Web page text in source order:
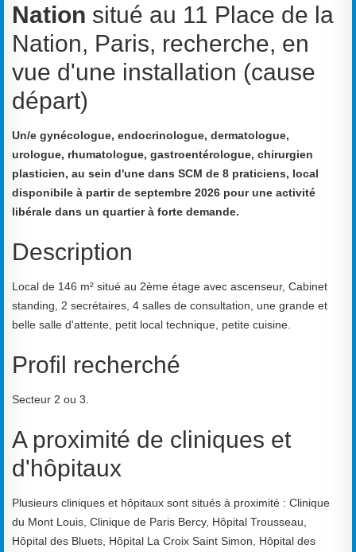
Nation situé au 11 Place de la
Nation, Paris, recherche, en
vue d'une installation (cause
départ)
Un/e gynécologue, endocrinologue, dermatologue,
urologue, rhumatologue, gastroentérologue, chirurgien
plasticien, au sein d'une dans SCM de 8 praticiens, local
disponibile à partir de septembre 2026 pour une activité
libérale dans un quartier à forte demande.
Description
Local de 146 m² situé au 2ème étage avec ascenseur, Cabinet
standing, 2 secrétaires, 4 salles de consultation, une grande et
belle salle d'attente, petit local technique, petite cuisine.
Profil recherché
Secteur 2 ou 3.
A proximité de cliniques et
d'hôpitaux
Plusieurs cliniques et hôpitaux sont situés à proximité : Clinique
du Mont Louis, Clinique de Paris Bercy, Hôpital Trousseau,
Hôpital des Bluets, Hôpital La Croix Saint Simon, Hôpital des